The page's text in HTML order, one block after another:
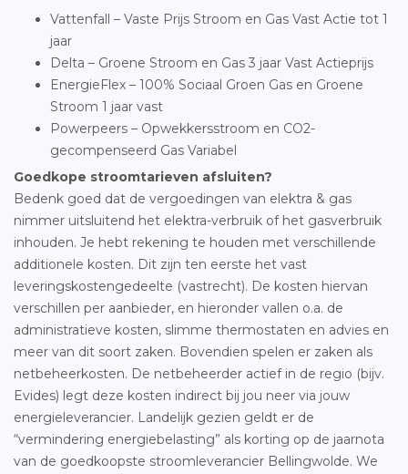
Vattenfall – Vaste Prijs Stroom en Gas Vast Actie tot 1
jaar
Delta – Groene Stroom en Gas 3 jaar Vast Actieprijs
EnergieFlex – 100% Sociaal Groen Gas en Groene
Stroom 1 jaar vast
Powerpeers – Opwekkersstroom en CO2-
gecompenseerd Gas Variabel
Goedkope stroomtarieven afsluiten?
Bedenk goed dat de vergoedingen van elektra & gas
nimmer uitsluitend het elektra-verbruik of het gasverbruik
inhouden. Je hebt rekening te houden met verschillende
additionele kosten. Dit zijn ten eerste het vast
leveringskostengedeelte (vastrecht). De kosten hiervan
verschillen per aanbieder, en hieronder vallen o.a. de
administratieve kosten, slimme thermostaten en advies en
meer van dit soort zaken. Bovendien spelen er zaken als
netbeheerkosten. De netbeheerder actief in de regio (bijv.
Evides) legt deze kosten indirect bij jou neer via jouw
energieleverancier. Landelijk gezien geldt er de
“vermindering energiebelasting” als korting op de jaarnota
van de goedkoopste stroomleverancier Bellingwolde. We